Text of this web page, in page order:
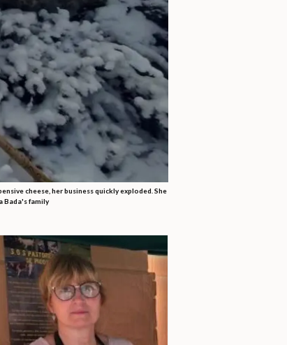
cheese, her business quickly exploded. She
Bada's family